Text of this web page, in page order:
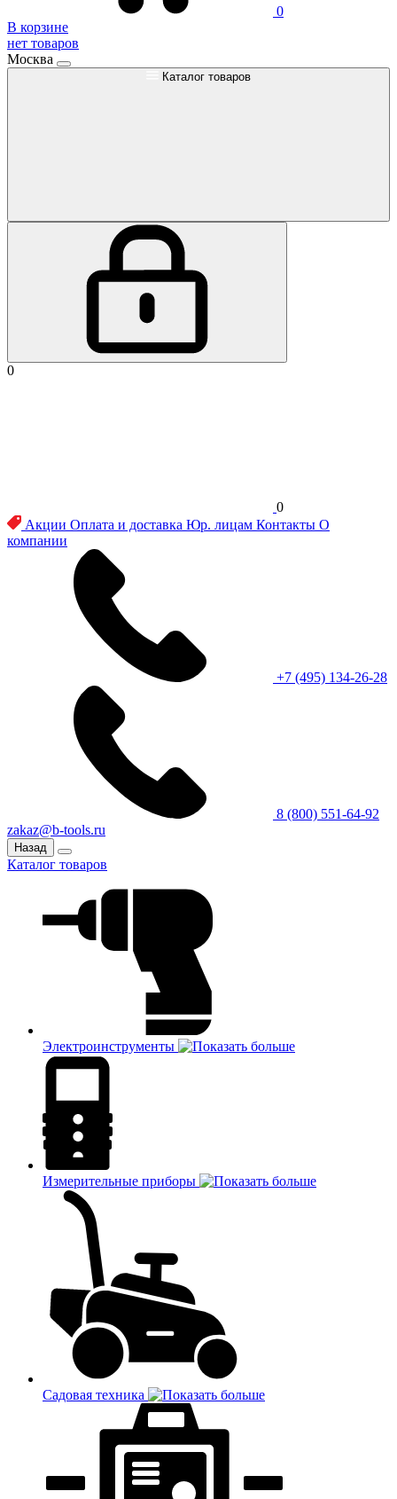
0
В корзине
нет товаров
Москва
Каталог товаров
0
0
Акции Оплата и доставка Юр. лицам Контакты О
компании
+7 (495) 134-26-28
8 (800) 551-64-92
zakaz@b-tools.ru
Назад
Каталог товаров
Электроинструменты
Измерительные приборы
Садовая техника